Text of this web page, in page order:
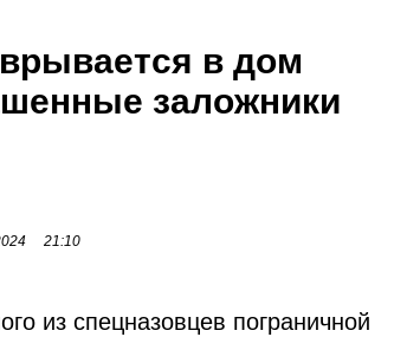
в дом
заложники
21:10
из спецназовцев пограничной